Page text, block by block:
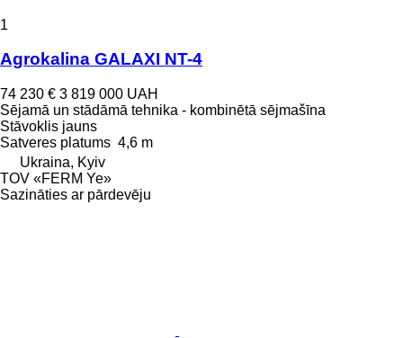
1
Agrokalina GALAXI NT-4
74 230 € 3 819 000 UAH
Sējamā un stādāmā tehnika - kombinētā sējmašīna
Stāvoklis jauns
Satveres platums 4,6 m
Ukraina, Kyiv
TOV «FERM Ye»
Sazināties ar pārdevēju